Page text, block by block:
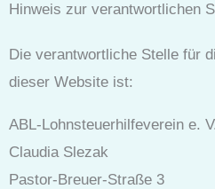
Hinweis zur verantwortlichen
Die verantwortliche Stelle für
dieser Website ist:
ABL-Lohnsteuerhilfeverein e. V.
Claudia Slezak
Pastor-Breuer-Straße 3